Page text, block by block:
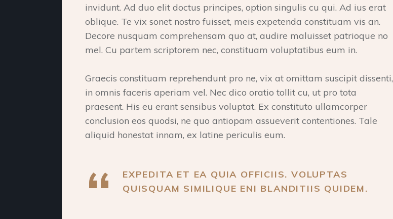
invidunt. Ad duo elit doctus principes, option singulis cu qui. Ad ius erat
oblique. Te vix sonet nostro fuisset, meis expetenda constituam vis an.
Decore nusquam comprehensam quo at, audire maluisset patrioque no
mel. Cu partem scriptorem nec, constituam voluptatibus eum in.
Graecis constituam reprehendunt pro ne, vix at omittam suscipit dissenti,
in omnis faceris aperiam vel. Nec dico oratio tollit cu, ut pro tota
praesent. His eu erant sensibus voluptat. Ex constituto ullamcorper
conclusion eos quodsi, ne quo antiopam assueverit contentiones. Tale
aliquid honestat innam, ex latine periculis eum.
EXPEDITA ET EA QUIA OFFICIIS. VOLUPTAS
QUISQUAM SIMILIQUE ENI BLANDITIIS QUIDEM.